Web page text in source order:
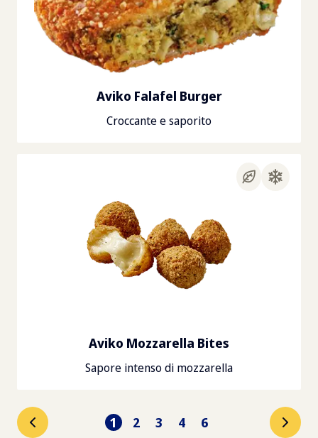
Aviko Falafel Burger
Croccante e saporito
Aviko Mozzarella Bites
Sapore intenso di mozzarella
1 2 3 4 6